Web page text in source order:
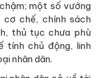
một số vướng
chế, chính sách
thủ tục chưa phù
tính chủ động, linh
nhân dân.